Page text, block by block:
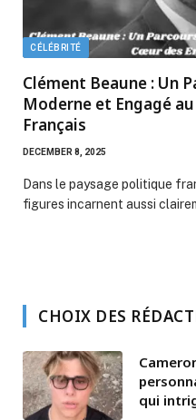
CÉLÉBRITÉ
Clément Beaune : Un
Moderne et Engagé
Français
DECEMBER 8, 2025
Dans le paysage politique
figures incarnent aussi
CHOIX DES
qui